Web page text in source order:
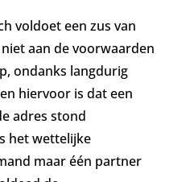
voldoet een zus van
aan de voorwaarden
ondanks langdurig
hiervoor is dat een
adres stond
het wettelijke
maar één partner